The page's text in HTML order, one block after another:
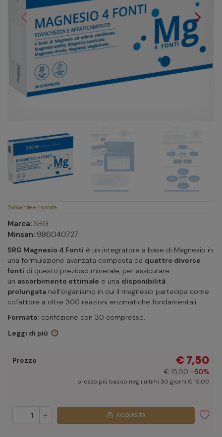
Precedente
arrow_back_ios arrow_forward_ios
Domande e risposte
Marca: SRG
Minsan: 986040727
SRG Magnesio 4 Fonti è un integratore a base di Magnesio in
una formulazione avanzata composta da quattro diverse
fonti di questo prezioso minerale, per assicurare
un assorbimento ottimale e una disponibilità
prolungata nell’organismo in cui il magnesio partecipa come
cofattore a oltre 300 reazioni enzimatiche fondamentali.
Formato: confezione con 30 compresse.
Leggi di più
€ 7,50
€ 15,00 -50%
Prezzo
prezzo più basso negli ultimi 30 giorni € 15,00
- + local_mall ACQUISTA